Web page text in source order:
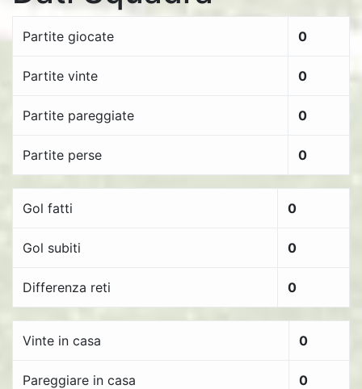
Partite giocate 0
Partite vinte 0
Partite pareggiate 0
Partite perse 0
Gol fatti 0
Gol subiti 0
Differenza reti 0
Vinte in casa 0
Pareggiare in casa 0